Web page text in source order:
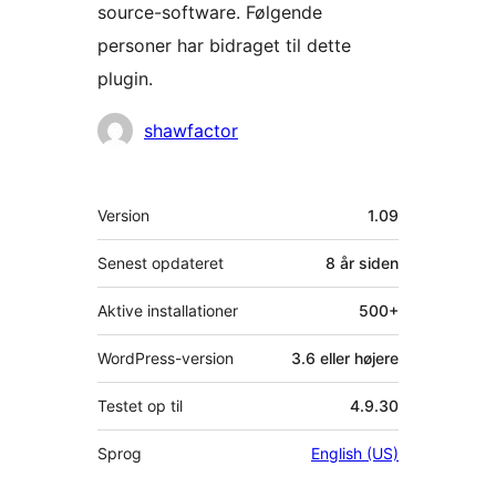
source-software. Følgende
personer har bidraget til dette
plugin.
Bidragsydere
shawfactor
Meta
Version 1.09
Senest opdateret 8 år siden
Aktive installationer 500+
WordPress-version 3.6 eller højere
Testet op til 4.9.30
Sprog English (US)